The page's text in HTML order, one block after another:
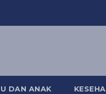
DAN ANAK